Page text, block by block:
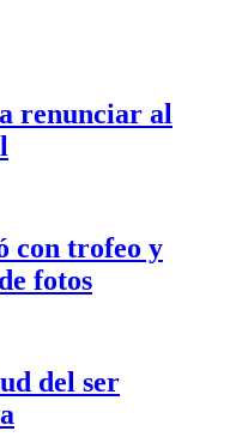
renunciar al
con trofeo y
fotos
del ser